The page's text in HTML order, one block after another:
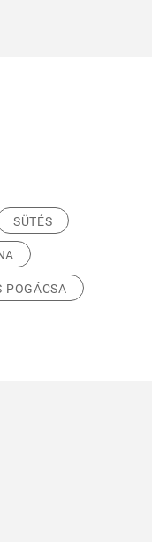
SÜTÉS
POGÁCSA